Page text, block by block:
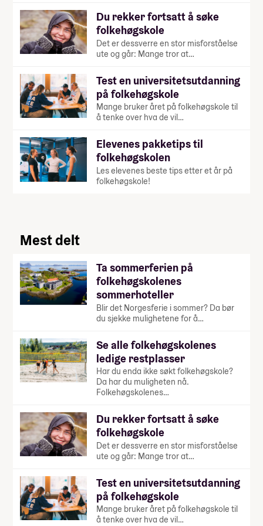
Du rekker fortsatt å søke
folkehøgskole
Det er dessverre en stor misforståelse
ute og går: Mange tror at…
Test en universitetsutdanning
på folkehøgskole
Mange bruker året på folkehøgskole til
å tenke over hva de vil…
Elevenes pakketips til
folkehøgskolen
Les elevenes beste tips etter et år på
folkehøgskole!
Mest delt
Ta sommerferien på
folkehøgskolenes
sommerhoteller
Blir det Norgesferie i sommer? Da bør
du sjekke mulighetene for å…
Se alle folkehøgskolenes
ledige restplasser
Har du enda ikke søkt folkehøgskole?
Da har du muligheten nå.
Folkehøgskolenes…
Du rekker fortsatt å søke
folkehøgskole
Det er dessverre en stor misforståelse
ute og går: Mange tror at…
Test en universitetsutdanning
på folkehøgskole
Mange bruker året på folkehøgskole til
å tenke over hva de vil…